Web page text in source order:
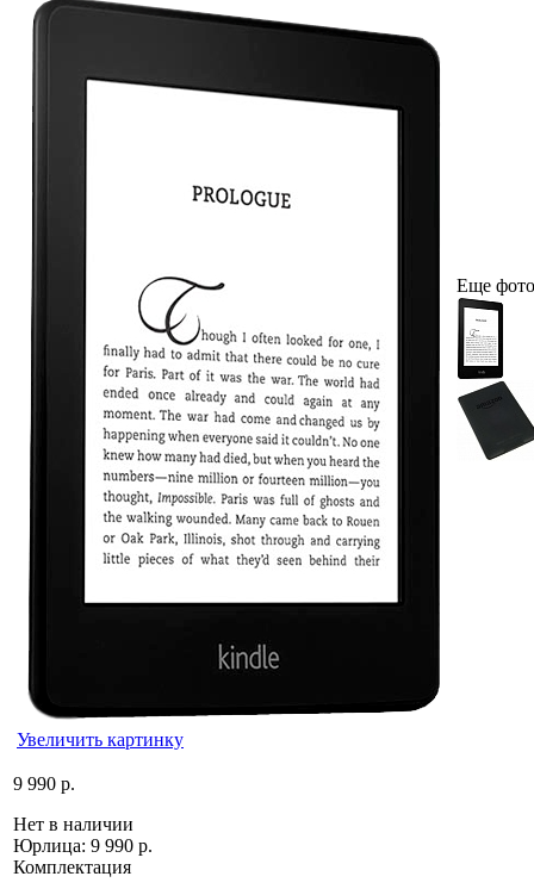
Увеличить картинку
Еще фото
9 990 р.
Нет в наличии
Юрлица: 9 990 р.
Комплектация